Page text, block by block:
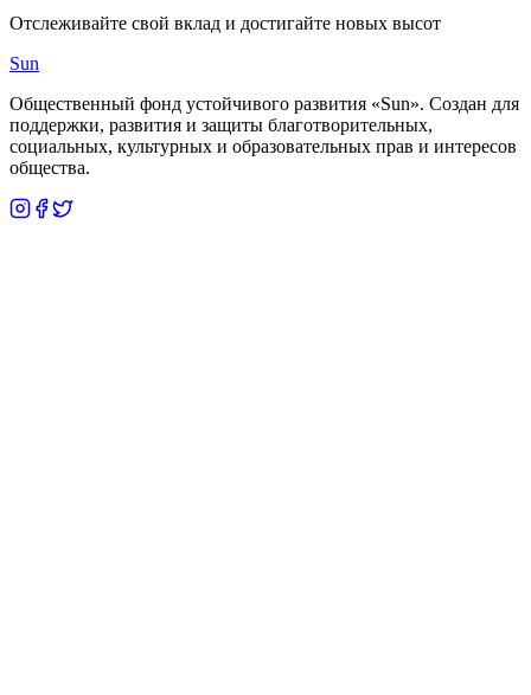
Отслеживайте свой вклад и достигайте новых высот
Sun
Общественный фонд устойчивого развития «Sun». Создан для
поддержки, развития и защиты благотворительных,
социальных, культурных и образовательных прав и интересов
общества.